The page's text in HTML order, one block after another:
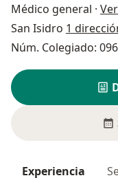
Médico general ·
San Isidro 1
Núm. Colegiado:
Experiencia